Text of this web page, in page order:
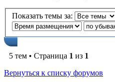
Показать темы за:
5 тем • Страница 1 из 1
Вернуться к списку форумов